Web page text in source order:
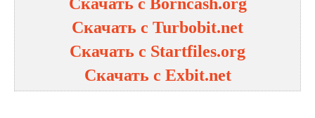
Скачать с Turbobit.net
Скачать с Startfiles.org
Скачать с Exbit.net